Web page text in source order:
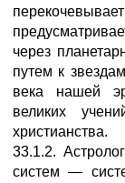
через
путем к
века нашей
великих
христианства.
33.1.2.
систем —